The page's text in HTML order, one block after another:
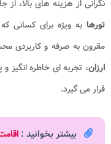
نگرانی از هزینه های بالا،
تورها به ویژه برای کسانی
مقرون به صرفه و کاربردی
ارزان، تجربه ای خاطره انگیز
قرار می گیرد.
بیشتر بخوانید :